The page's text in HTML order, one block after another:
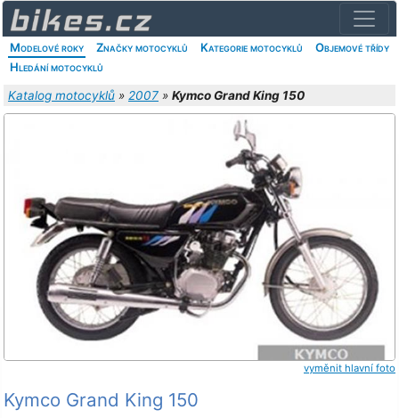
Modelové roky Značky motocyklů Kategorie motocyklů
Objemové třídy
Hledání motocyklů
Katalog motocyklů » 2007 » Kymco Grand King 150
vyměnit hlavní foto
Kymco Grand King 150